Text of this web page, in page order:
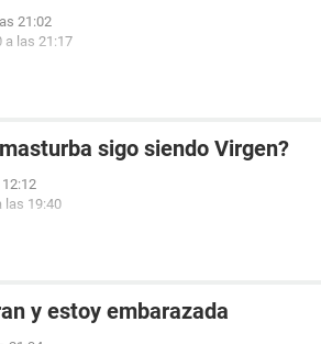
21:02
a las 21:17
sigo siendo Virgen?
las 19:40
y estoy embarazada